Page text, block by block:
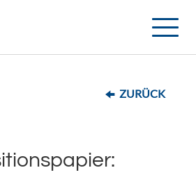
Toggle
ZURÜCK